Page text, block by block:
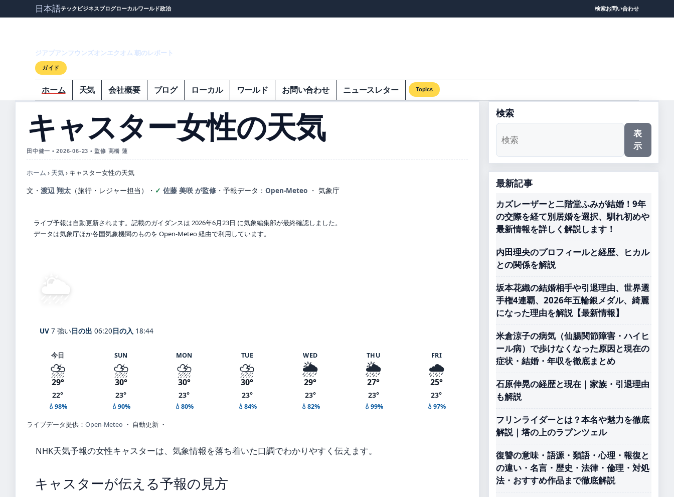
日本語テック ビジネスブログローカルワールド政治 検索お問い合わせ
ジアプアンフウンズオンエクオム 朝のレポート
ガイド
ホーム 天気 会社概要 ブログ ローカル ワールド お問い合わせ ニュースレター Topics
キャスター女性の天気
田中健一 • 2026-06-23 • 監修 高橋 蓮
ホーム › 天気› キャスター女性の天気
文・ 渡辺 翔太 （旅行・レジャー担当） ・ 佐藤 美咲 が監修 ・ 予報データ： Open-Meteo ・ 気象庁
ライブ予報は自動更新されます。記載のガイダンスは 2026年6月23日 に気象編集部が最終確認しました。
データは気象庁ほか各国気象機関のものを Open-Meteo 経由で利用しています。
🌦️
UV 7 強い日の出 06:20日の入 18:44
今日
⛈️
29°
22°
💧98%
SUN
⛈️
30°
23°
💧90%
MON
⛈️
30°
23°
💧80%
TUE
⛈️
30°
23°
💧84%
WED
🌦️
29°
23°
💧82%
THU
🌦️
27°
23°
💧99%
FRI
🌧️
25°
23°
💧97%
ライブデータ提供： Open-Meteo ・ 自動更新 ・
NHK天気予報の女性キャスターは、気象情報を落ち着いた口調でわかりやすく伝えます。
キャスターが伝える予報の見方
検索
表
示
最新記事
カズレーザーと二階堂ふみが結婚！9年
の交際を経て別居婚を選択、馴れ初めや
最新情報を詳しく解説します！
内田理央のプロフィールと経歴、ヒカル
との関係を解説
坂本花織の結婚相手や引退理由、世界選
手権4連覇、2026年五輪銀メダル、綺麗
になった理由を解説【最新情報】
米倉涼子の病気（仙腸関節障害・ハイヒ
ール病）で歩けなくなった原因と現在の
症状・結婚・年収を徹底まとめ
石原伸晃の経歴と現在｜家族・引退理由
も解説
フリンライダーとは？本名や魅力を徹底
解説｜塔の上のラプンツェル
復讐の意味・語源・類語・心理・報復と
の違い・名言・歴史・法律・倫理・対処
法・おすすめ作品まで徹底解説